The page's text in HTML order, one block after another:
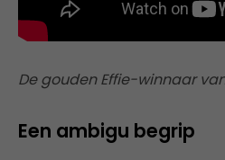
De gouden Effie-winnaar
Een ambigu begrip